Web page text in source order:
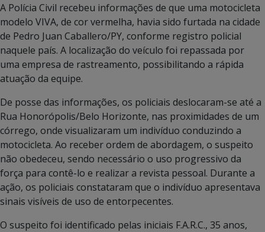
A Polícia Civil recebeu informações de que uma motocicleta
modelo VIVA, de cor vermelha, havia sido furtada na cidade
de Pedro Juan Caballero/PY, conforme registro policial
naquele país. A localização do veículo foi repassada por
uma empresa de rastreamento, possibilitando a rápida
atuação da equipe.
De posse das informações, os policiais deslocaram-se até a
Rua Honorópolis/Belo Horizonte, nas proximidades de um
córrego, onde visualizaram um indivíduo conduzindo a
motocicleta. Ao receber ordem de abordagem, o suspeito
não obedeceu, sendo necessário o uso progressivo da
força para contê-lo e realizar a revista pessoal. Durante a
ação, os policiais constataram que o indivíduo apresentava
sinais visíveis de uso de entorpecentes.
O suspeito foi identificado pelas iniciais F.A.R.C., 35 anos,